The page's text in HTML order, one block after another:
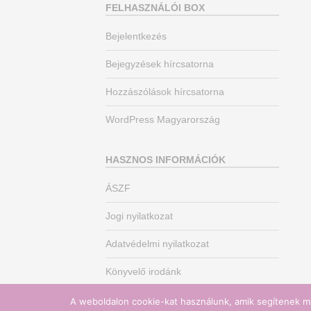
FELHASZNÁLÓI BOX
Bejelentkezés
Bejegyzések hírcsatorna
Hozzászólások hírcsatorna
WordPress Magyarország
HASZNOS INFORMÁCIÓK
ÁSZF
Jogi nyilatkozat
Adatvédelmi nyilatkozat
Könyvelő irodánk
A weboldalon cookie-kat használunk, amik segítenek